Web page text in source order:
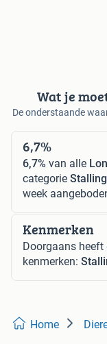
Wat je
De onderstaande
6,7%
6,7% van alle
categorie
week
Kenmerken
Doorgaans heeft
kenmerken:
Home